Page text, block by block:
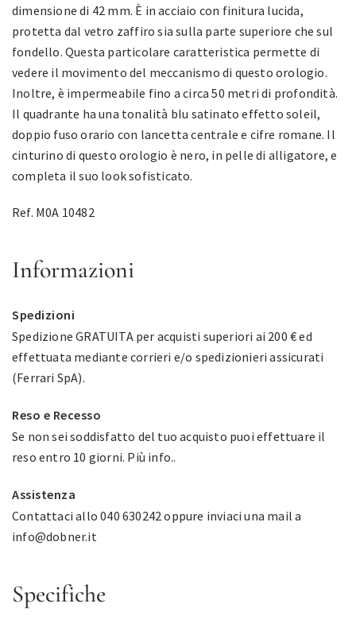
dimensione di 42 mm. È in acciaio con finitura lucida,
protetta dal vetro zaffiro sia sulla parte superiore che sul
fondello. Questa particolare caratteristica permette di
vedere il movimento del meccanismo di questo orologio.
Inoltre, è impermeabile fino a circa 50 metri di profondità.
Il quadrante ha una tonalità blu satinato effetto soleil,
doppio fuso orario con lancetta centrale e cifre romane. Il
cinturino di questo orologio è nero, in pelle di alligatore, e
completa il suo look sofisticato.
Ref. M0A 10482
Informazioni
Spedizioni
Spedizione GRATUITA per acquisti superiori ai 200 € ed
effettuata mediante corrieri e/o spedizionieri assicurati
(Ferrari SpA).
Reso e Recesso
Se non sei soddisfatto del tuo acquisto puoi effettuare il
reso entro 10 giorni. Più info..
Assistenza
Contattaci allo 040 630242 oppure inviaci una mail a
info@dobner.it
Specifiche